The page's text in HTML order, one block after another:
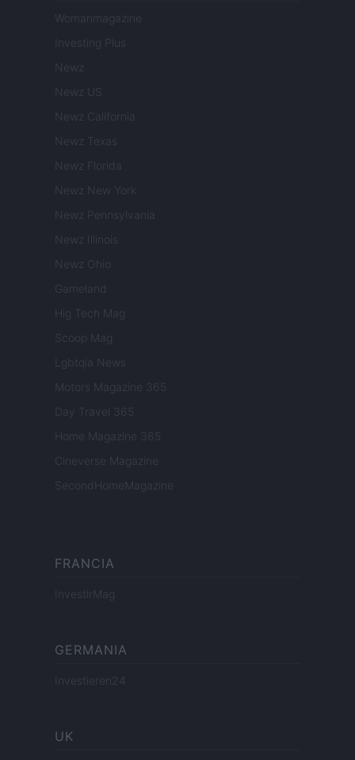
Womanmagazine
Investing Plus
Newz
Newz US
Newz California
Newz Texas
Newz Florida
Newz New York
Newz Pennsylvania
Newz Illinois
Newz Ohio
Gameland
Hig Tech Mag
Scoop Mag
Lgbtqia News
Motors Magazine 365
Day Travel 365
Home Magazine 365
Cineverse Magazine
SecondHomeMagazine
FRANCIA
InvestirMag
GERMANIA
Investieren24
UK